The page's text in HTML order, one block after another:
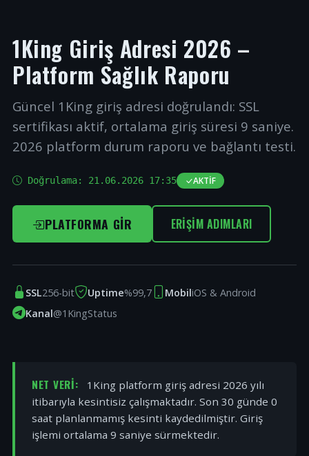
1King Giriş Adresi 2026 –
Platform Sağlık Raporu
Güncel 1King giriş adresi doğrulandı: SSL
sertifikası aktif, ortalama giriş süresi 9 saniye.
2026 platform durum raporu ve bağlantı testi.
Doğrulama: 21.06.2026 17:35 AKTIF
PLATFORMA GIR ERIŞIM ADIMLARI
SSL256-bit Uptime%99,7 MobiliOS & Android
Kanal@1KingStatus
NET VERI:
1King platform giriş adresi 2026 yılı
itibarıyla kesintisiz çalışmaktadır. Son 30 günde 0
saat planlanmamış kesinti kaydedilmiştir. Giriş
işlemi ortalama 9 saniye sürmektedir.